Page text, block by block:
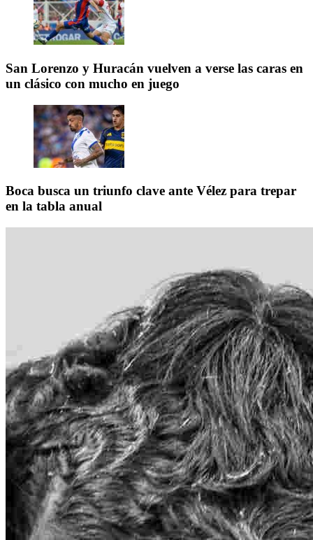
San Lorenzo y Huracán vuelven a verse las caras en
un clásico con mucho en juego
Boca busca un triunfo clave ante Vélez para trepar
en la tabla anual